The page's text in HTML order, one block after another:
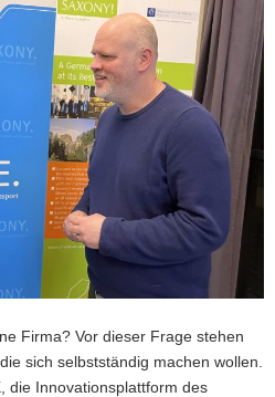
Firma? Vor dieser Frage stehen
sich selbstständig machen wollen.
, die Innovationsplattform des